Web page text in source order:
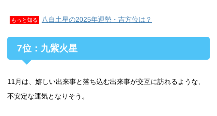
もっと知る 八白土星の2025年運勢・吉方位は？
7位：九紫火星
11月は、嬉しい出来事と落ち込む出来事が交互に訪れるような、
不安定な運気となりそう。